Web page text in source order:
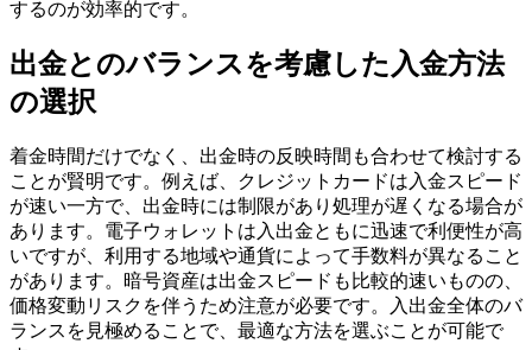
するのが効率的です。
出金とのバランスを考慮した入金方法
の選択
着金時間だけでなく、出金時の反映時間も合わせて検討する
ことが賢明です。例えば、クレジットカードは入金スピード
が速い一方で、出金時には制限があり処理が遅くなる場合が
あります。電子ウォレットは入出金ともに迅速で利便性が高
いですが、利用する地域や通貨によって手数料が異なること
があります。暗号資産は出金スピードも比較的速いものの、
価格変動リスクを伴うため注意が必要です。入出金全体のバ
ランスを見極めることで、最適な方法を選ぶことが可能で